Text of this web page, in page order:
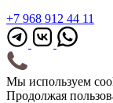
+7 968 912 44 11
Мы используем
Продолжая